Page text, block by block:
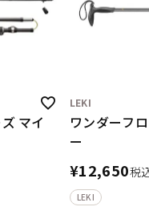
マイ
LEKI
ワンダーフ
ー
¥12,650税
LEKI